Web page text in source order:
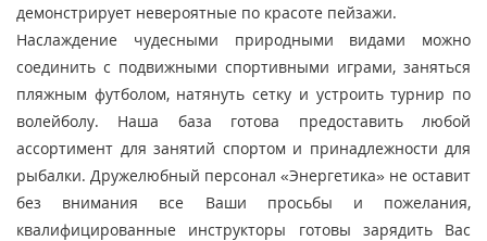
демонстрирует невероятные по красоте пейзажи.
Наслаждение чудесными природными видами можно
соединить с подвижными спортивными играми, заняться
пляжным футболом, натянуть сетку и устроить турнир по
волейболу. Наша база готова предоставить любой
ассортимент для занятий спортом и принадлежности для
рыбалки. Дружелюбный персонал «Энергетика» не оставит
без внимания все Ваши просьбы и пожелания,
квалифицированные инструкторы готовы зарядить Вас